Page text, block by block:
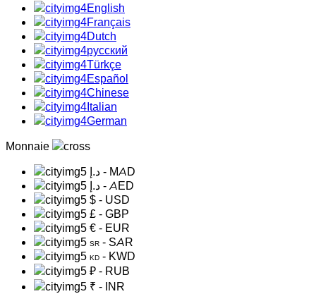
English
Français
Dutch
русский
Türkçe
Español
Chinese
Italian
German
Monnaie
د.إ - MAD
د.إ - AED
$ - USD
£ - GBP
€ - EUR
SR - SAR
KD - KWD
₽ - RUB
₹ - INR